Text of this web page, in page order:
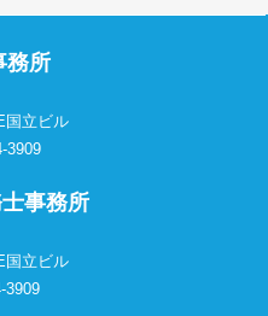
務所
国立ビル
3909
事務所
国立ビル
3909